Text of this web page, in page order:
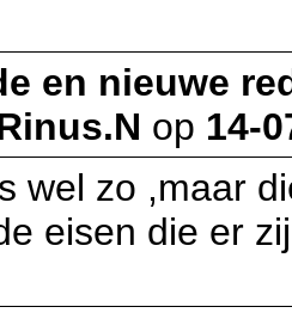
en nieuwe
op 14-
wel zo ,maar
eisen die er